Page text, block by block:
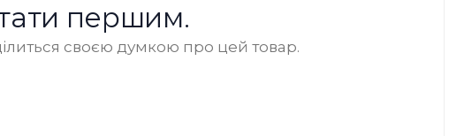
першим.
своєю думкою про цей товар.